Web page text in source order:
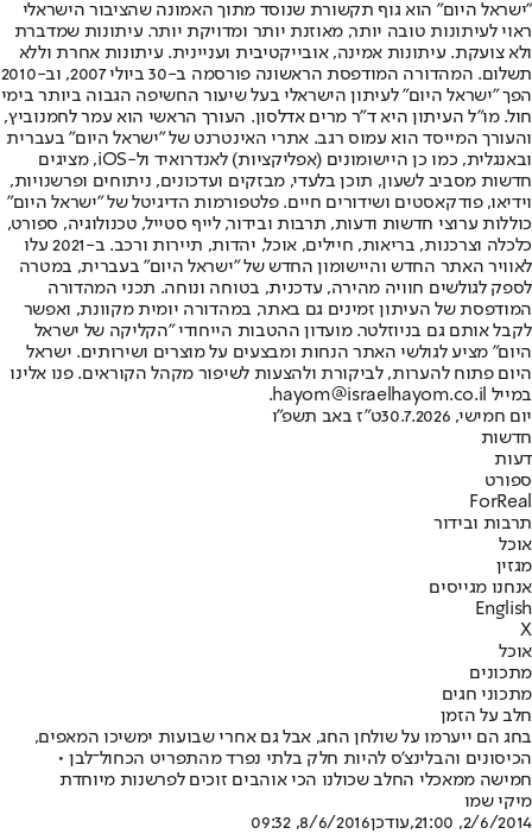
"ישראל היום" הוא גוף תקשורת שנוסד מתוך האמונה שהציבור הישראלי
ראוי לעיתונות טובה יותר, מאוזנת יותר ומדויקת יותר. עיתונות שמדברת
ולא צועקת. עיתונות אמינה, אובייקטיבית ועניינית. עיתונות אחרת וללא
תשלום. המהדורה המודפסת הראשונה פורסמה ב-30 ביולי 2007, וב-2010
הפך "ישראל היום" לעיתון הישראלי בעל שיעור החשיפה הגבוה ביותר בימי
חול. מו"ל העיתון היא ד"ר מרים אדלסון. העורך הראשי הוא עמר לחמנוביץ,
והעורך המייסד הוא עמוס רגב. אתרי האינטרנט של "ישראל היום" בעברית
ובאנגלית, כמו כן היישומונים (אפליקציות) לאנדרואיד ול-iOS, מציגים
חדשות מסביב לשעון, תוכן בלעדי, מבזקים ועדכונים, ניתוחים ופרשנויות,
וידיאו, פודקאסטים ושידורים חיים. פלטפורמות הדיגיטל של "ישראל היום"
כוללות ערוצי חדשות ודעות, תרבות ובידור, לייף סטייל, טכנולוגיה, ספורט,
כלכלה וצרכנות, בריאות, חיילים, אוכל, יהדות, תיירות ורכב. ב-2021 עלו
לאוויר האתר החדש והיישומון החדש של "ישראל היום" בעברית, במטרה
לספק לגולשים חוויה מהירה, עדכנית, בטוחה ונוחה. תכני המהדורה
המודפסת של העיתון זמינים גם באתר, במהדורה יומית מקוונת, ואפשר
לקבל אותם גם בניוזלטר. מועדון ההטבות הייחודי "הקליקה של ישראל
היום" מציע לגולשי האתר הנחות ומבצעים על מוצרים ושירותים. ישראל
היום פתוח להערות, לביקורת ולהצעות לשיפור מקהל הקוראים. פנו אלינו
במייל hayom@israelhayom.co.il.
יום חמישי, 30.7.2026
ט"ז באב תשפ"ו
חדשות
דעות
ספורט
ForReal
תרבות ובידור
אוכל
מגזין
אנחנו מגייסים
English
X
אוכל
מתכונים
מתכוני חגים
חלב על הזמן
בחג הם ייערמו על שולחן החג, אבל גם אחרי שבועות ימשיכו המאפים,
הכיסונים והבלינצ'ס להיות חלק בלתי נפרד מהתפריט הכחול־לבן •
חמישה ממאכלי החלב שכולנו הכי אוהבים זוכים לפרשנות מיוחדת
מיקי שמו
2/6/2014, 21:00
,עודכן8/6/2016, 09:32